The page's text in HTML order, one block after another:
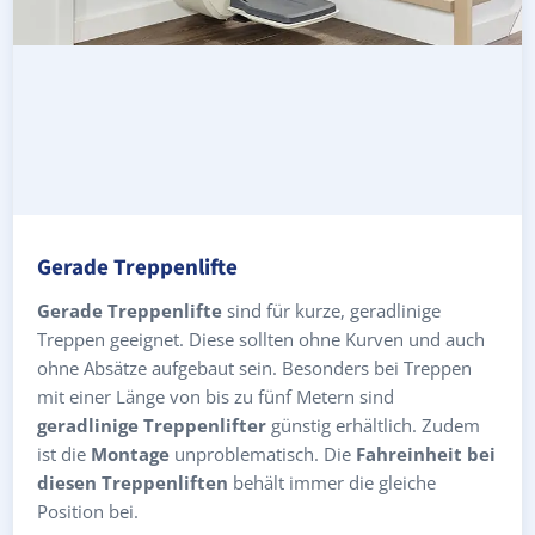
Gerade Treppenlifte
Gerade Treppenlifte sind für kurze, geradlinige
Treppen geeignet. Diese sollten ohne Kurven und auch
ohne Absätze aufgebaut sein. Besonders bei Treppen
mit einer Länge von bis zu fünf Metern sind
geradlinige Treppenlifter günstig erhältlich. Zudem
ist die Montage unproblematisch. Die Fahreinheit bei
diesen Treppenliften behält immer die gleiche
Position bei.